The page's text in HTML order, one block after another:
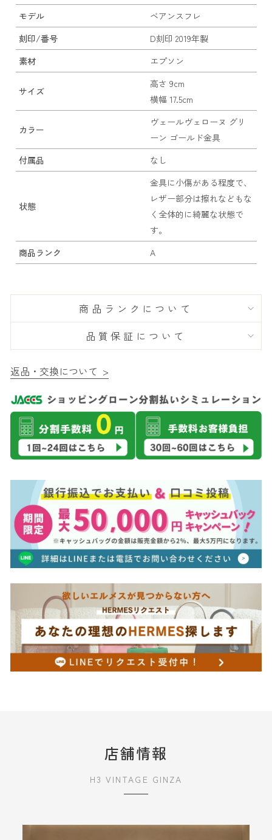
モデル
ベアンスフレ
刻印/番号
D刻印 2019年製
素材
エプソン
サイズ
高さ 9cm
横幅 17.5cm
カラー
ヴェールヴェローヌ グリ
ーン ゴールド金具
付属品
なし
状態
金具に小傷がある程度で、
レザー部分は擦れなどもな
く全体的に綺麗な状態で
す。
商品ランク
A
商品ランクについて
品質保証について
返品・交換について >
店舗情報
H3 VINTAGE GINZA